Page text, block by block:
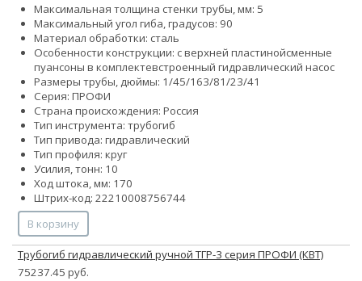
Максимальная толщина стенки трубы, мм: 5
Максимальный угол гиба, градусов: 90
Материал обработки: сталь
Особенности конструкции: с верхней пластинойсменные
пуансоны в комплектевстроенный гидравлический насос
Размеры трубы, дюймы: 1/45/163/81/23/41
Серия: ПРОФИ
Страна происхождения: Россия
Тип инструмента: трубогиб
Тип привода: гидравлический
Тип профиля: круг
Усилия, тонн: 10
Ход штока, мм: 170
Штрих-код: 22210008756744
В корзину
Трубогиб гидравлический ручной ТГР-3 серия ПРОФИ (КВТ)
75237.45 руб.